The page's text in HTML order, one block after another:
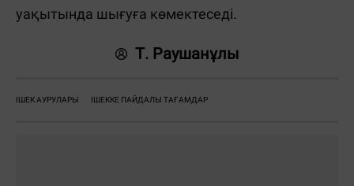
уақытында шығуға көмектеседі.
Т. Раушанұлы
ІШЕК АУРУЛАРЫ ІШЕККЕ ПАЙДАЛЫ ТАҒАМДАР